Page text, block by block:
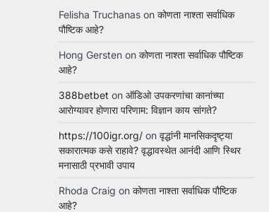
Felisha Truchanas on कोणता नाश्ता सर्वाधिक
पौष्टिक आहे?
Hong Gersten on कोणता नाश्ता सर्वाधिक पौष्टिक
आहे?
388betbet on ऑडिओ उपकरणांचा कानांच्या
आरोग्यावर होणारा परिणाम: विज्ञान काय सांगते?
https://100igr.org/ on वृद्धांनी मानसिकदृष्ट्या
सकारात्मक कसे राहावे? वृद्धावस्थेत आनंदी आणि स्थिर
मनासाठी प्रभावी उपाय
Rhoda Craig on कोणता नाश्ता सर्वाधिक पौष्टिक
आहे?